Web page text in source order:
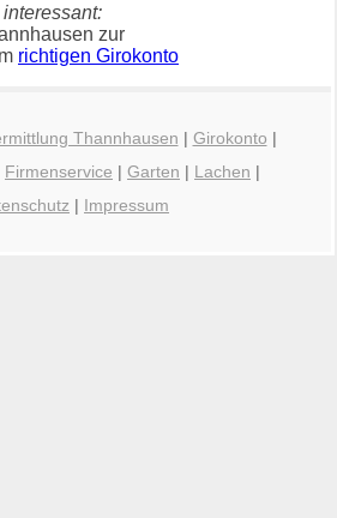
zur
richtigen Girokonto
Thannhausen | Girokonto |
Firmenservice | Garten | Lachen |
| Impressum